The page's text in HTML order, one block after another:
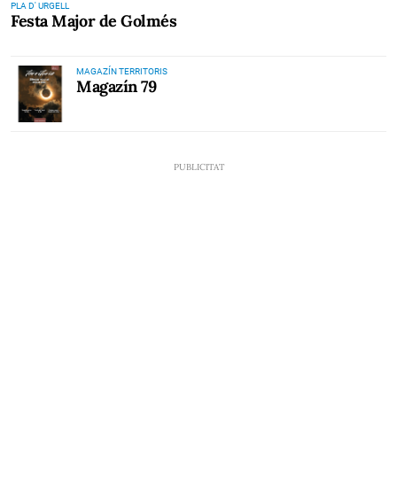
PLA D' URGELL
Festa Major de Golmés
MAGAZÍN TERRITORIS
Magazín 79